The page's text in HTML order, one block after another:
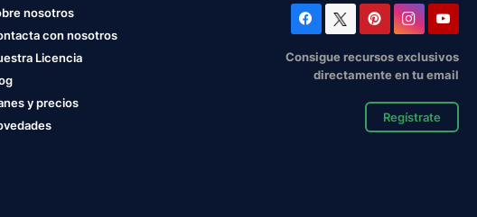
nosotros
con nosotros
Licencia
y precios
Consigue recursos exclusivos
directamente en tu email
Regístrate